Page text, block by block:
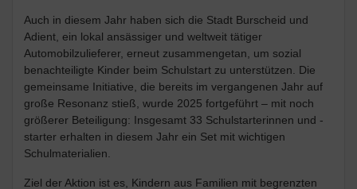
Auch in diesem Jahr haben sich die Stadt Burscheid und
Adient, ein lokal ansässiger und weltweit tätiger
Automobilzulieferer, erneut zusammengetan, um sozial
benachteiligte Kinder beim Schulstart zu unterstützen. Die
gemeinsame Initiative, die bereits im vergangenen Jahr auf
große Resonanz stieß, wurde 2025 fortgeführt – mit noch
größerer Beteiligung: Insgesamt 33 Schulstarterinnen und -
starter erhalten in diesem Jahr ein Set mit wichtigen
Schulmaterialien.
Ziel der Aktion ist es, Kindern aus Familien mit begrenzten